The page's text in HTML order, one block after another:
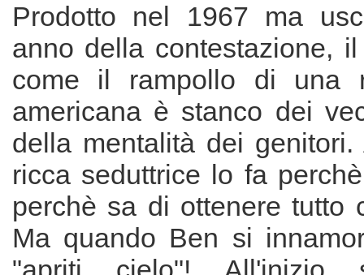
Prodotto nel 1967 ma
anno della contestazione,
come il rampollo di una
americana è stanco dei
della mentalità dei
ricca seduttrice lo fa
perchè sa di ottenere tutto
Ma quando Ben si